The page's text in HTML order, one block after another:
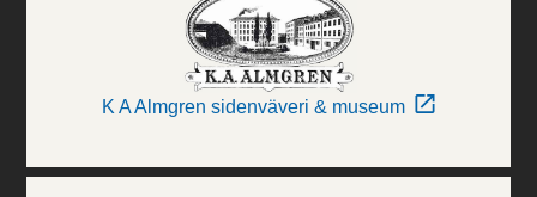
K A Almgren sidenväveri & museum